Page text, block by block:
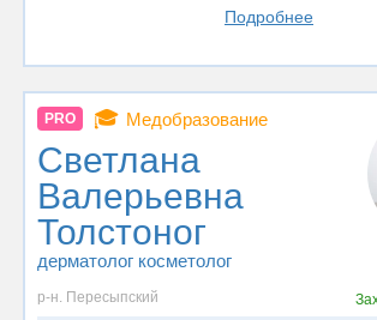
Подробнее
PRO 🎓 Медобразование
Светлана
Валерьевна
Толстоног
дерматолог косметолог
р-н. Пересыпский